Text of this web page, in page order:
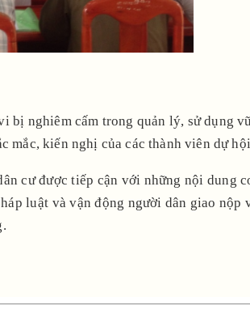
bị nghiêm cấm trong quản lý, sử dụng
mắc, kiến nghị của các thành viên dự
cư được tiếp cận với những nội dung
luật và vận động người dân giao